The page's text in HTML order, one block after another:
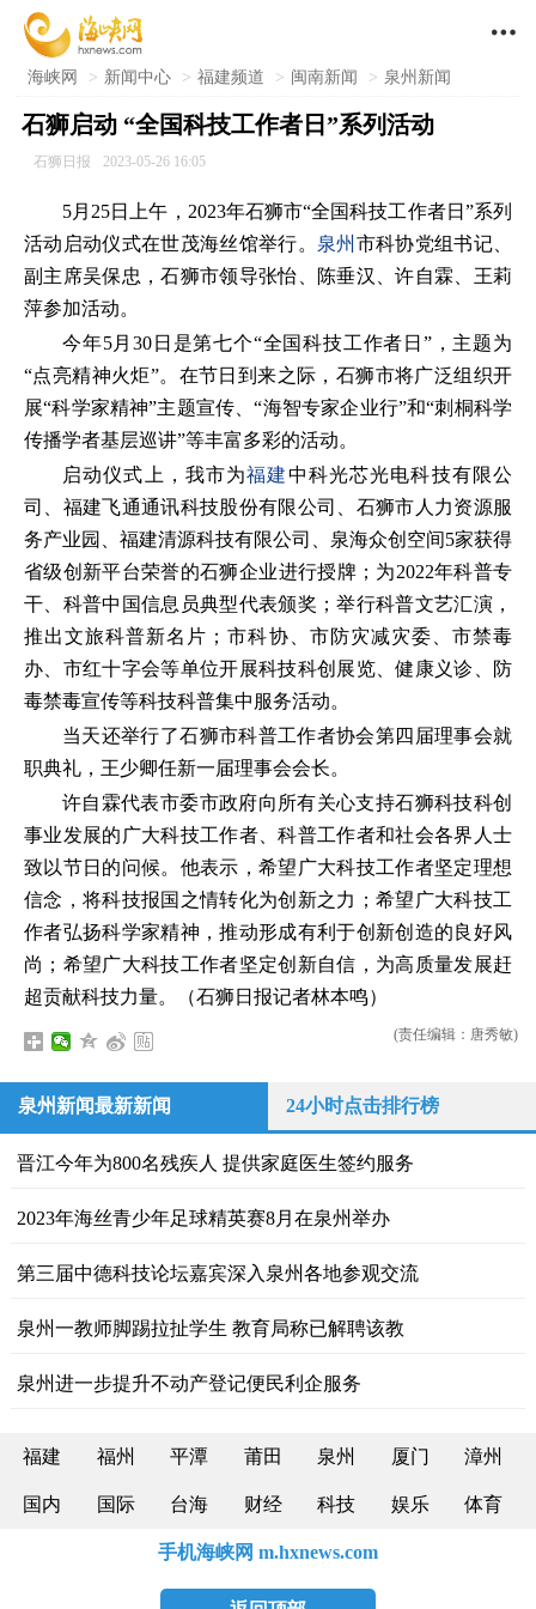

海峡网 > 新闻中心 > 福建频道 > 闽南新闻 > 泉州新闻
石狮启动 “全国科技工作者日”系列活动
石狮日报 2023-05-26 16:05
5月25日上午，2023年石狮市“全国科技工作者日”系列
活动启动仪式在世茂海丝馆举行。 泉州 市科协党组书记、
副主席吴保忠，石狮市领导张怡、陈垂汉、许自霖、王莉
萍参加活动。
今年5月30日是第七个“全国科技工作者日”，主题为
“点亮精神火炬”。在节日到来之际，石狮市将广泛组织开
展“科学家精神”主题宣传、“海智专家企业行”和“刺桐科学
传播学者基层巡讲”等丰富多彩的活动。
启动仪式上，我市为福建中科光芯光电科技有限公
司、福建飞通通讯科技股份有限公司、石狮市人力资源服
务产业园、福建清源科技有限公司、泉海众创空间5家获得
省级创新平台荣誉的石狮企业进行授牌；为2022年科普专
干、科普中国信息员典型代表颁奖；举行科普文艺汇演，
推出文旅科普新名片；市科协、市防灾减灾委、市禁毒
办、市红十字会等单位开展科技科创展览、健康义诊、防
毒禁毒宣传等科技科普集中服务活动。
当天还举行了石狮市科普工作者协会第四届理事会就
职典礼，王少卿任新一届理事会会长。
许自霖代表市委市政府向所有关心支持石狮科技科创
事业发展的广大科技工作者、科普工作者和社会各界人士
致以节日的问候。他表示，希望广大科技工作者坚定理想
信念，将科技报国之情转化为创新之力；希望广大科技工
作者弘扬科学家精神，推动形成有利于创新创造的良好风
尚；希望广大科技工作者坚定创新自信，为高质量发展赶
超贡献科技力量。（石狮日报记者林本鸣）
(责任编辑：唐秀敏)
泉州新闻最新新闻 24小时点击排行榜
晋江今年为800名残疾人 提供家庭医生签约服务
2023年海丝青少年足球精英赛8月在泉州举办
第三届中德科技论坛嘉宾深入泉州各地参观交流
泉州一教师脚踢拉扯学生 教育局称已解聘该教
泉州进一步提升不动产登记便民利企服务
福建 福州 平潭 莆田 泉州 厦门 漳州
国内 国际 台海 财经 科技 娱乐 体育
手机海峡网 m.hxnews.com